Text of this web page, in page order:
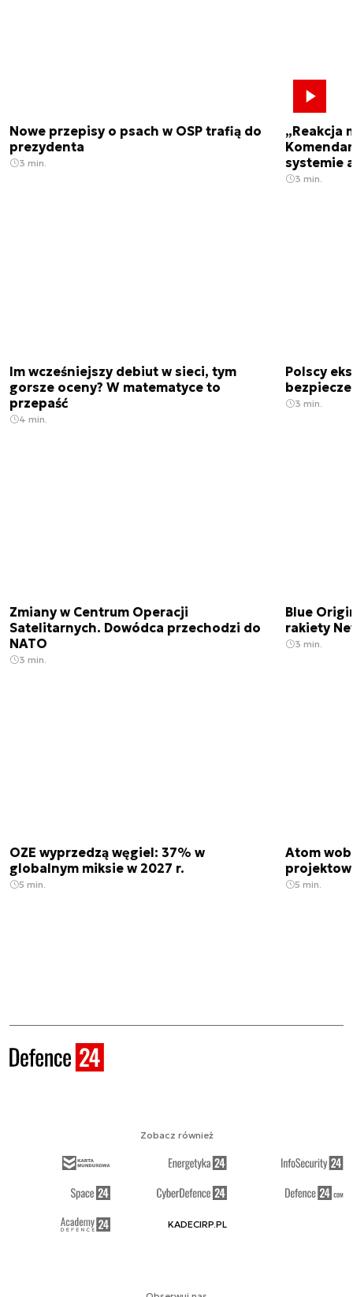
Nowe przepisy o psach w OSP trafią do
prezydenta
3 min.
„Reakcja
systemie
3 min.
Im wcześniejszy debiut w sieci, tym
gorsze oceny? W matematyce to
przepaść
4 min.
Polscy
3 min.
Zmiany w Centrum Operacji
Satelitarnych. Dowódca przechodzi do
NATO
3 min.
Blue
rakiety
3 min.
OZE wyprzedzą węgiel: 37% w
globalnym miksie w 2027 r.
5 min.
Atom
5 min.
Zobacz również
KADECIRP.PL